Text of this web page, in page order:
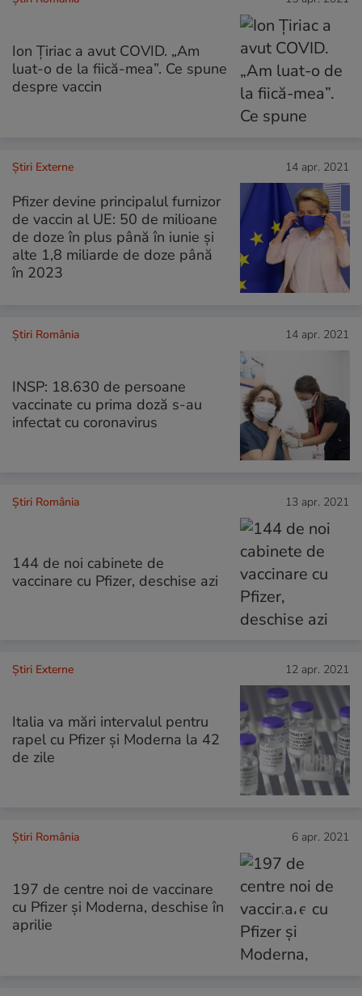
Ion Țiriac a avut COVID. „Am
luat-o de la fiică-mea”. Ce spune
despre vaccin
Știri Externe 14 apr. 2021
Pfizer devine principalul furnizor
de vaccin al UE: 50 de milioane
de doze în plus până în iunie și
alte 1,8 miliarde de doze până
în 2023
Știri România 14 apr. 2021
INSP: 18.630 de persoane
vaccinate cu prima doză s-au
infectat cu coronavirus
Știri România 13 apr. 2021
144 de noi cabinete de
vaccinare cu Pfizer, deschise azi
Știri Externe 12 apr. 2021
Italia va mări intervalul pentru
rapel cu Pfizer şi Moderna la 42
de zile
Știri România 6 apr. 2021
197 de centre noi de vaccinare
cu Pfizer și Moderna, deschise în
aprilie